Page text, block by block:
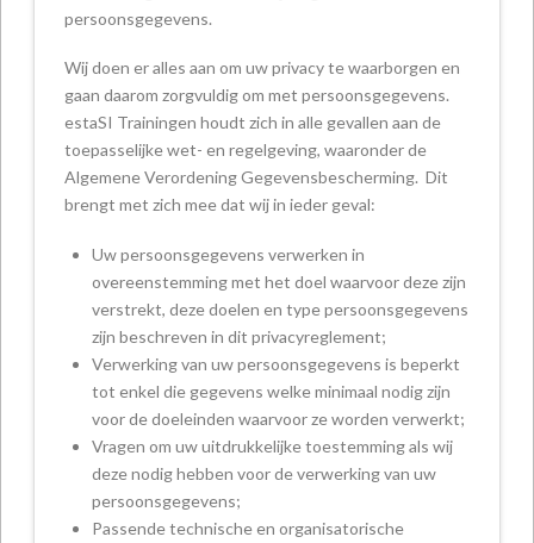
persoonsgegevens.
Wij doen er alles aan om uw privacy te waarborgen en
gaan daarom zorgvuldig om met persoonsgegevens.
estaSI Trainingen houdt zich in alle gevallen aan de
toepasselijke wet- en regelgeving, waaronder de
Algemene Verordening Gegevensbescherming. Dit
brengt met zich mee dat wij in ieder geval:
Uw persoonsgegevens verwerken in
overeenstemming met het doel waarvoor deze zijn
verstrekt, deze doelen en type persoonsgegevens
zijn beschreven in dit privacyreglement;
Verwerking van uw persoonsgegevens is beperkt
tot enkel die gegevens welke minimaal nodig zijn
voor de doeleinden waarvoor ze worden verwerkt;
Vragen om uw uitdrukkelijke toestemming als wij
deze nodig hebben voor de verwerking van uw
persoonsgegevens;
Passende technische en organisatorische